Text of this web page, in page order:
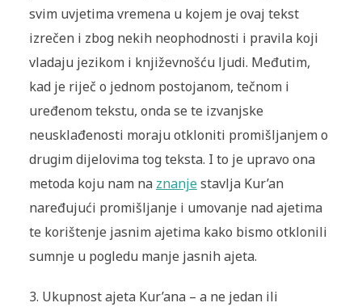
svim uvjetima vremena u kojem je ovaj tekst
izrečen i zbog nekih neophodnosti i pravila koji
vladaju jezikom i književnošću ljudi. Međutim,
kad je riječ o jednom postojanom, tečnom i
uređenom tekstu, onda se te izvanjske
neusklađenosti moraju otkloniti promišljanjem o
drugim dijelovima tog teksta. I to je upravo ona
metoda koju nam na znanjestavlja Kur’an
naređujući promišljanje i umovanje nad ajetima
te korištenje jasnim ajetima kako bismo otklonili
sumnje u pogledu manje jasnih ajeta.
3. Ukupnost ajeta Kur’ana – a ne jedan ili